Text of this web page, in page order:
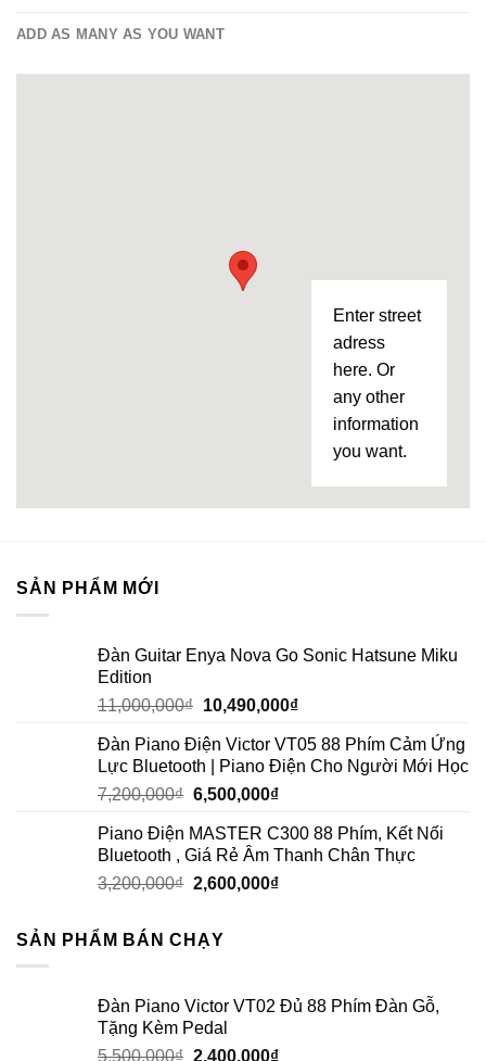
ADD AS MANY AS YOU WANT
Enter street
adress
here. Or
any other
information
you want.
SẢN PHẨM MỚI
Đàn Guitar Enya Nova Go Sonic Hatsune Miku
Edition
11,000,000₫ 10,490,000₫
Đàn Piano Điện Victor VT05 88 Phím Cảm Ứng
Lực Bluetooth | Piano Điện Cho Người Mới Học
7,200,000₫ 6,500,000₫
Piano Điện MASTER C300 88 Phím, Kết Nối
Bluetooth , Giá Rẻ Âm Thanh Chân Thực
3,200,000₫ 2,600,000₫
SẢN PHẨM BÁN CHẠY
Đàn Piano Victor VT02 Đủ 88 Phím Đàn Gỗ,
Tặng Kèm Pedal
5,500,000₫ 2,400,000₫